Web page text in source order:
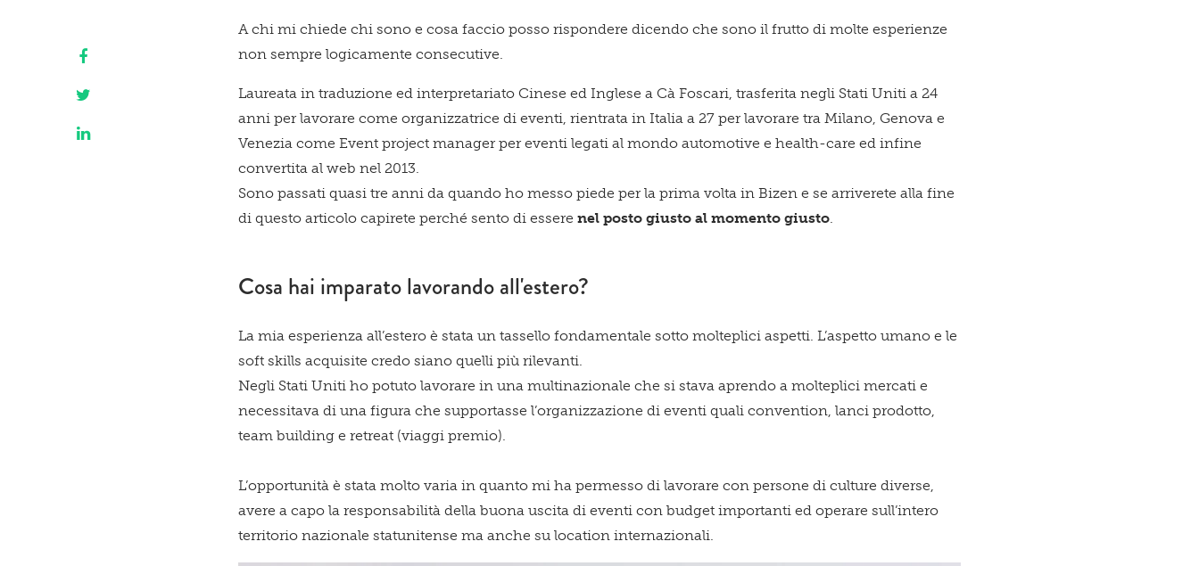
Questo
spazio è per
te!
A chi mi chiede chi sono e cosa faccio posso rispondere dicendo che sono il frutto di molte esperienze
non sempre logicamente consecutive.
Laureata in traduzione ed interpretariato Cinese ed Inglese a Cà Foscari, trasferita negli Stati Uniti a 24
anni per lavorare come organizzatrice di eventi, rientrata in Italia a 27 per lavorare tra Milano, Genova e
Venezia come Event project manager per eventi legati al mondo automotive e health-care ed infine
convertita al web nel 2013.
Sono passati quasi tre anni da quando ho messo piede per la prima volta in Bizen e se arriverete alla fine
di questo articolo capirete perché sento di esserenel posto giusto al momento giusto.
Cosa hai imparato lavorando all'estero?
La mia esperienza all’estero è stata un tassello fondamentale sotto molteplici aspetti. L’aspetto umano e le
soft skills acquisite credo siano quelli più rilevanti.
Negli Stati Uniti ho potuto lavorare in una multinazionale che si stava aprendo a molteplici mercati e
necessitava di una figura che supportasse l’organizzazione di eventi quali convention, lanci prodotto,
team building e retreat (viaggi premio).
L’opportunità è stata molto varia in quanto mi ha permesso di lavorare con persone di culture diverse,
avere a capo la responsabilità della buona uscita di eventi con budget importanti ed operare sull’intero
territorio nazionale statunitense ma anche su location internazionali.